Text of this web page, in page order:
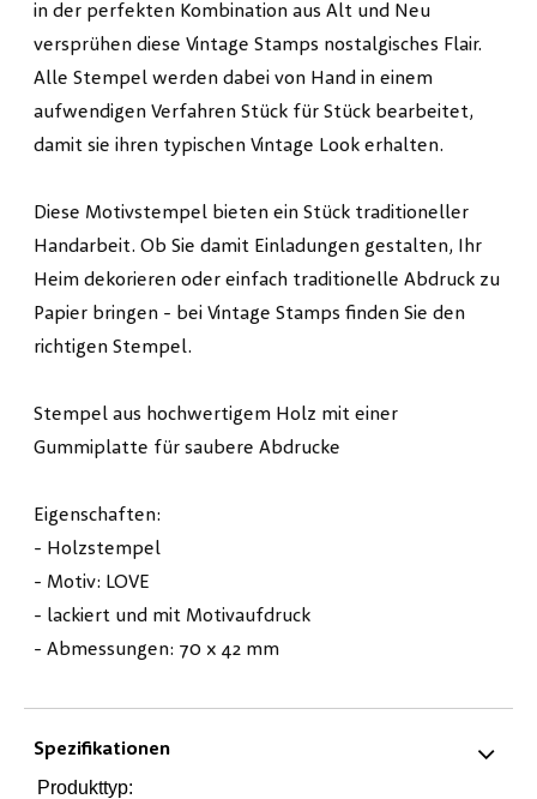
in der perfekten Kombination aus Alt und Neu
versprühen diese Vintage Stamps nostalgisches Flair.
Alle Stempel werden dabei von Hand in einem
aufwendigen Verfahren Stück für Stück bearbeitet,
damit sie ihren typischen Vintage Look erhalten.
Diese Motivstempel bieten ein Stück traditioneller
Handarbeit. Ob Sie damit Einladungen gestalten, Ihr
Heim dekorieren oder einfach traditionelle Abdruck zu
Papier bringen - bei Vintage Stamps finden Sie den
richtigen Stempel.
Stempel aus hochwertigem Holz mit einer
Gummiplatte für saubere Abdrucke
Eigenschaften:
- Holzstempel
- Motiv: LOVE
- lackiert und mit Motivaufdruck
- Abmessungen: 70 x 42 mm
Spezifikationen
Produkttyp: